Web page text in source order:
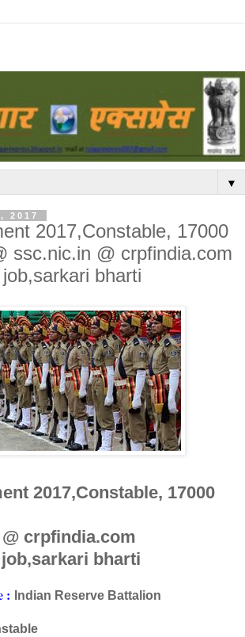
▼
2017
2017,Constable, 17000
ssc.nic.in @ crpfindia.com
bharti
2017,Constable, 17000
crpfindia.com
bharti
: Indian Reserve Battalion